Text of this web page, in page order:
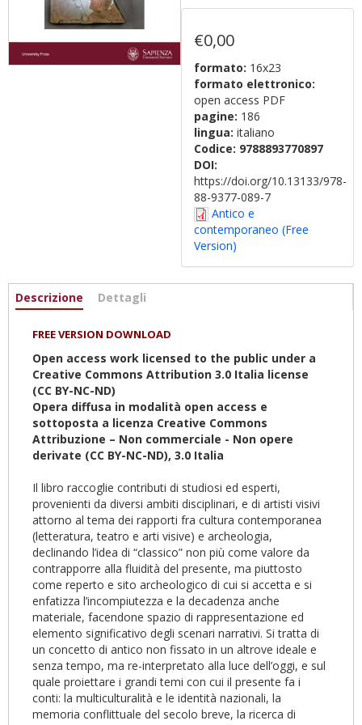
€0,00
formato: 16x23
formato elettronico:
open access PDF
pagine: 186
lingua: italiano
Codice: 9788893770897
DOI:
https://doi.org/10.13133/978-
88-9377-089-7
Antico e
contemporaneo (Free
Version)
Informazioni
Descrizione (scheda
Dettagli
FREE VERSION DOWNLOAD
Open access work licensed to the public under a
Creative Commons Attribution 3.0 Italia license
(CC BY-NC-ND)
Opera diffusa in modalità open access e
sottoposta a licenza Creative Commons
Attribuzione – Non commerciale - Non opere
derivate (CC BY-NC-ND), 3.0 Italia
Il libro raccoglie contributi di studiosi ed esperti,
provenienti da diversi ambiti disciplinari, e di artisti visivi
attorno al tema dei rapporti fra cultura contemporanea
(letteratura, teatro e arti visive) e archeologia,
declinando l’idea di “classico” non più come valore da
contrapporre alla fluidità del presente, ma piuttosto
come reperto e sito archeologico di cui si accetta e si
enfatizza l’incompiutezza e la decadenza anche
materiale, facendone spazio di rappresentazione ed
elemento significativo degli scenari narrativi. Si tratta di
un concetto di antico non fissato in un altrove ideale e
senza tempo, ma re-interpretato alla luce dell’oggi, e sul
quale proiettare i grandi temi con cui il presente fa i
conti: la multiculturalità e le identità nazionali, la
memoria conflittuale del secolo breve, la ricerca di